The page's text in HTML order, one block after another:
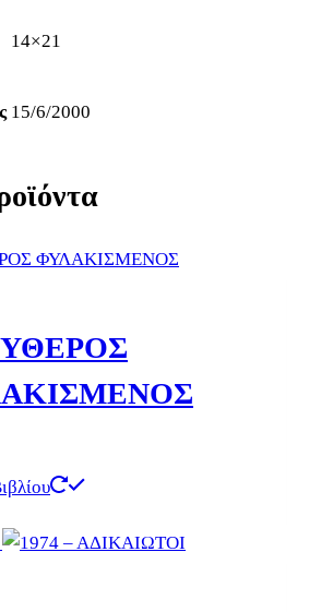
14×21
15/6/2000